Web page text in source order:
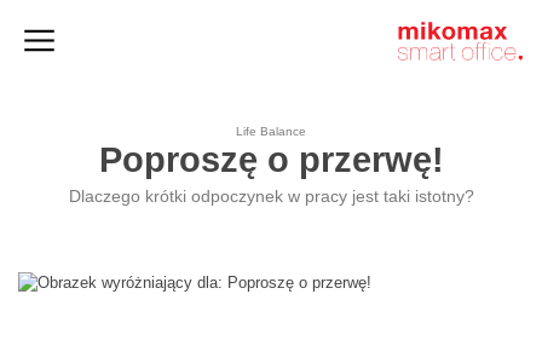
Life Balance
Poproszę o przerwę!
Dlaczego krótki odpoczynek w pracy jest taki istotny?